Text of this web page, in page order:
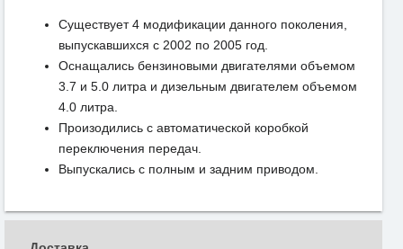
Существует 4 модификации данного поколения,
выпускавшихся с 2002 по 2005 год.
Оснащались бензиновыми двигателями объемом
3.7 и 5.0 литра и дизельным двигателем объемом
4.0 литра.
Произодились с автоматической коробкой
переключения передач.
Выпускались с полным и задним приводом.